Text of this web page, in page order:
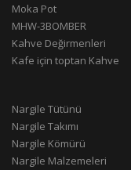
Moka Pot
MHW-3BOMBER
Kahve Değirmenleri
Kafe için toptan Kahve
Nargile Tütünü
Nargile Takımı
Nargile Kömürü
Nargile Malzemeleri